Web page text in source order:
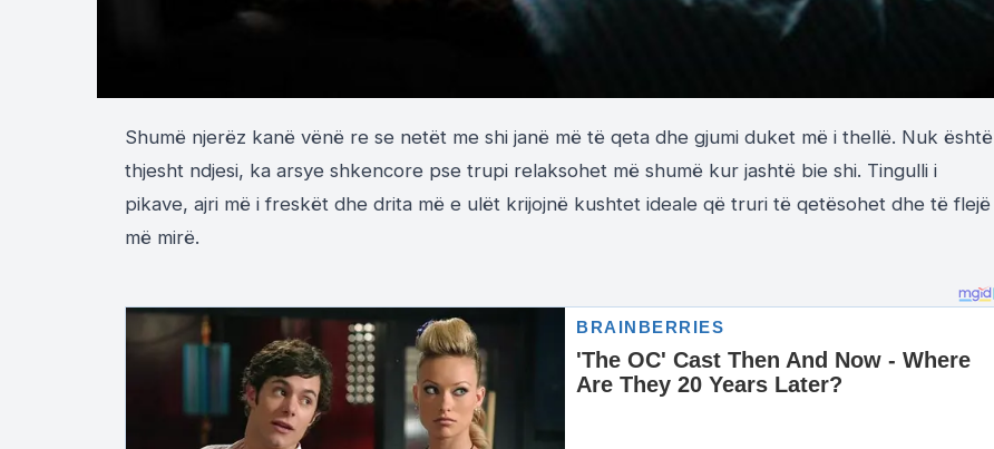
Shumë njerëz kanë vënë re se netët me shi janë më të qeta dhe gjumi duket më i thellë. Nuk është
thjesht ndjesi, ka arsye shkencore pse trupi relaksohet më shumë kur jashtë bie shi. Tingulli i
pikave, ajri më i freskët dhe drita më e ulët krijojnë kushtet ideale që truri të qetësohet dhe të flejë
më mirë.